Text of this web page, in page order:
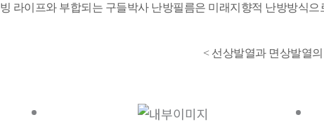
라이프와 부합되는 구들박사 난방필름은 미래지향적 난방방식으
< 선상발열과 면상발열